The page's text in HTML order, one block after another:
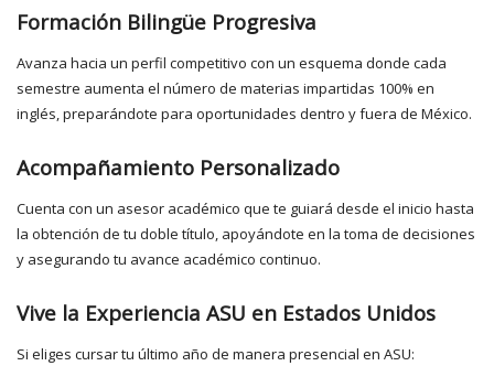
Formación Bilingüe Progresiva
Avanza hacia un perfil competitivo con un esquema donde cada
semestre aumenta el número de materias impartidas 100% en
inglés, preparándote para oportunidades dentro y fuera de México.
Acompañamiento Personalizado
Cuenta con un asesor académico que te guiará desde el inicio hasta
la obtención de tu doble título, apoyándote en la toma de decisiones
y asegurando tu avance académico continuo.
Vive la Experiencia ASU en Estados Unidos
Si eliges cursar tu último año de manera presencial en ASU: